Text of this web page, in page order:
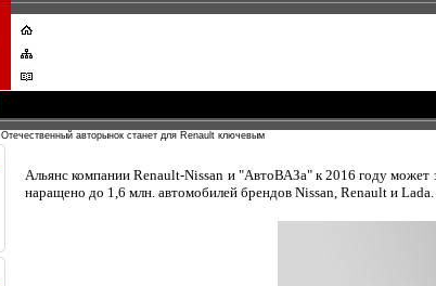
Отечественный авторынок станет для Renault ключевым
Альянс компании Renault-Nissan и "АвтоВАЗа" к 2016 году может
наращено до 1,6 млн. автомобилей брендов Nissan, Renault и Lada.